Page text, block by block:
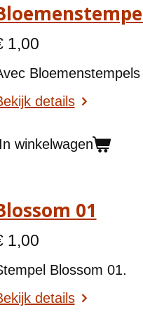
1,00
details
winkelwagen
01
1,00
Blossom 01.
details